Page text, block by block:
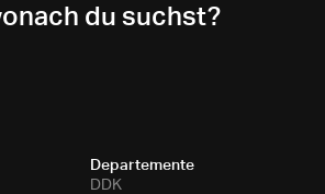
du suchst?
Departemente
DDK